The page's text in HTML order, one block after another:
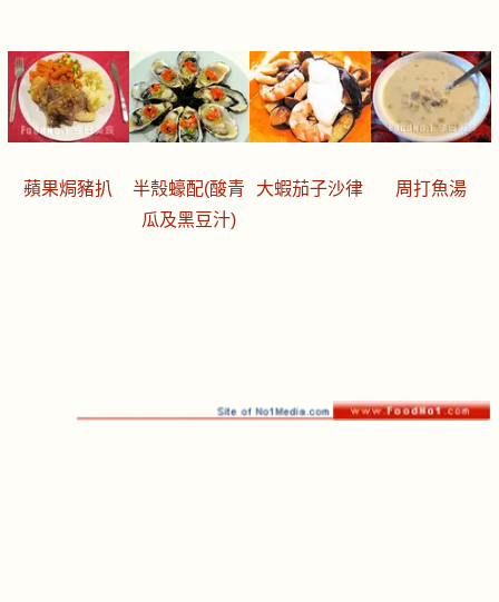
蘋果焗豬扒
半殼蠔配(酸青
瓜及黑豆汁)
大蝦茄子沙律 周打魚湯